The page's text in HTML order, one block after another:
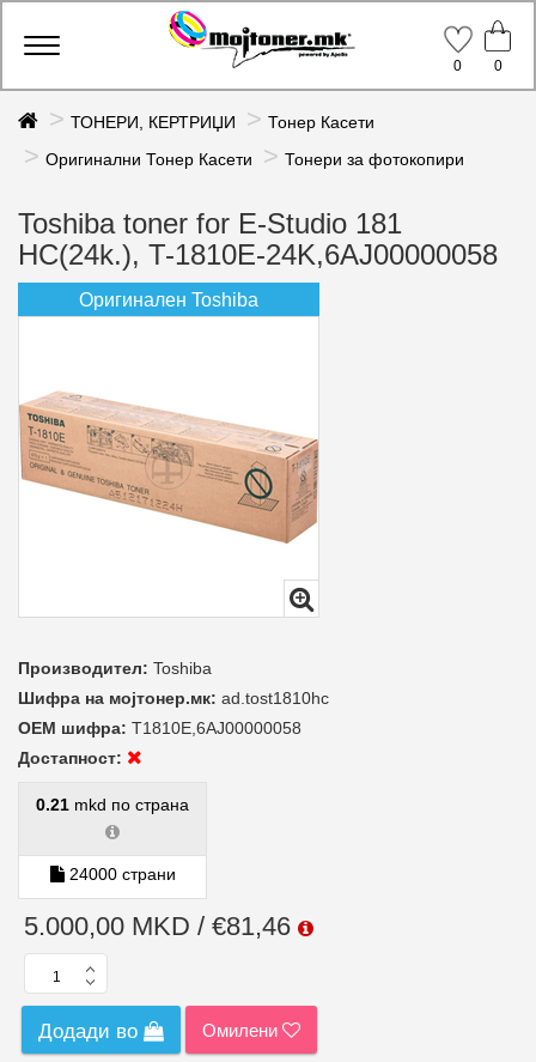
Toggle
0
0
ТОНЕРИ, КЕРТРИЏИ
Тонер Касети
Оригинални Тонер Касети
Тонери за фотокопири
Toshiba toner for E-Studio 181
HC(24k.), T-1810E-24K,6AJ00000058
Оригинален Toshiba
Производител: Toshiba
Шифра на мојтонер.мк: ad.tost1810hc
ОЕМ шифра: T1810E,6AJ00000058
Достапност:
0.21 mkd по страна
24000 страни
5.000,00 MKD / €81,46
Додади во Омилени